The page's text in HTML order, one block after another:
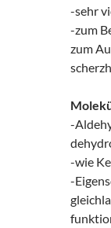
-sehr
-zum
zum
-
-wie
-